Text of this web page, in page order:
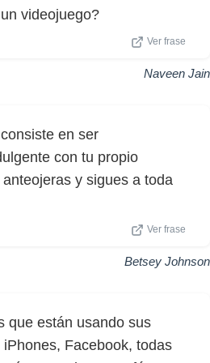
videojuego?
Ver frase
Naveen Jain
en ser
con tu propio
y sigues a toda
Ver frase
Betsey Johnson
que están usando sus
Facebook, todas